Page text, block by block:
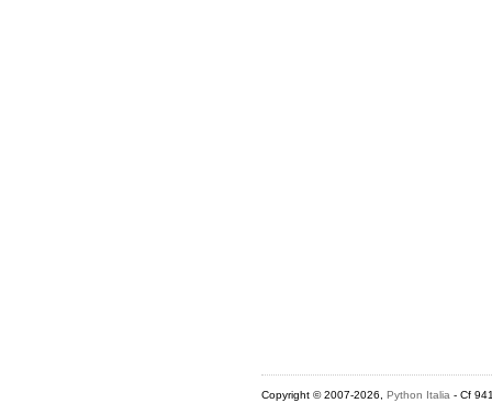
Copyright © 2007-2026, Python Italia - Cf